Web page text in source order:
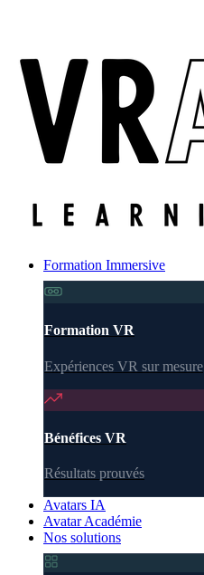
Formation Immersive
Formation VR
Expériences VR sur mesure
Bénéfices VR
Résultats prouvés
Avatars IA
Avatar Académie
Nos solutions